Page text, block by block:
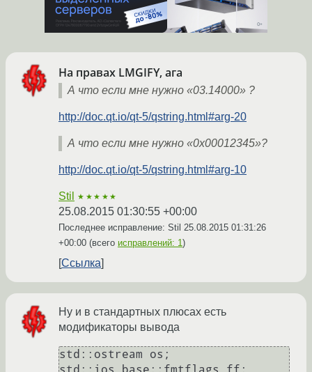
На правах LMGIFY, ага
А что если мне нужно «03.14000» ?
http://doc.qt.io/qt-5/qstring.html#arg-20
А что если мне нужно «0x00012345»?
http://doc.qt.io/qt-5/qstring.html#arg-10
Stil ★★★★★
25.08.2015 01:30:55 +00:00
Последнее исправление: Stil 25.08.2015 01:31:26
+00:00 (всего исправлений: 1)
Ссылка
Ну и в стандартных плюсах есть
модификаторы вывода
std::ostream os;